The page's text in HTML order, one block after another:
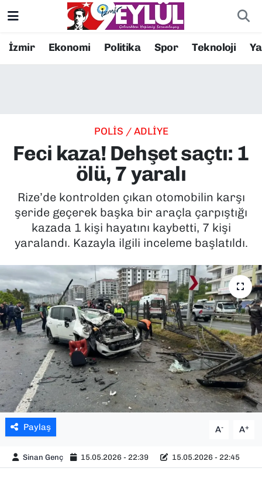
İzmir Ekonomi Politika Spor Teknoloji
POLİS / ADLİYE
Feci kaza! Dehşet saçtı: 1
ölü, 7 yaralı
Rize’de kontrolden çıkan otomobilin karşı
şeride geçerek başka bir araçla çarpıştığı
kazada 1 kişi hayatını kaybetti, 7 kişi
yaralandı. Kazayla ilgili inceleme başlatıldı.
Paylaş A- A+
Sinan Genç 15.05.2026 - 22:39 15.05.2026 - 22:45
Resmi İlanlar
EKONOMİ
KÜLTÜR SANAT
MAGAZİN
SAĞLIK
SPOR
TEKNOLOJİ
YAŞAM
YEREL YÖNETİMLER
Konak Nöbetçi Eczaneler
Süper Lig Puan Durumu ve Fikstür
Tüm Manşetler
Son Dakika Haberleri
Haber Arşivi